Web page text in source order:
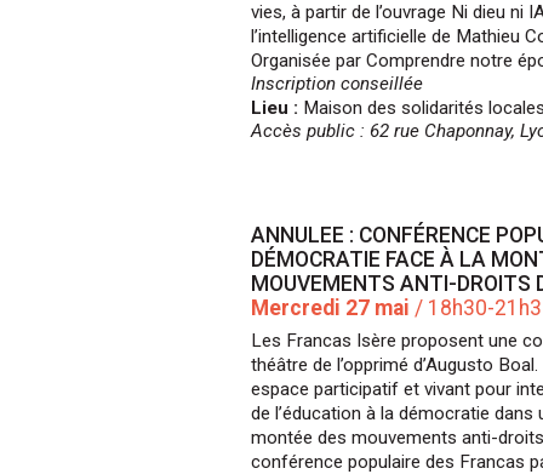
vies, à partir de l’ouvrage Ni dieu ni
l’intelligence artificielle de Mathieu
Organisée par Comprendre notre
Inscription conseillée
Lieu : Maison des solidarités
Accès public : 62 rue Chaponnay,
ANNULEE : CONFÉRENCE
DÉMOCRATIE FACE À LA
MOUVEMENTS ANTI-DROITS
Mercredi 27 mai / 18h30-
Les Francas Isère proposent une
théâtre de l’opprimé d’Augusto
espace participatif et vivant pour
de l’éducation à la démocratie
montée des mouvements anti-
conférence populaire des Francas